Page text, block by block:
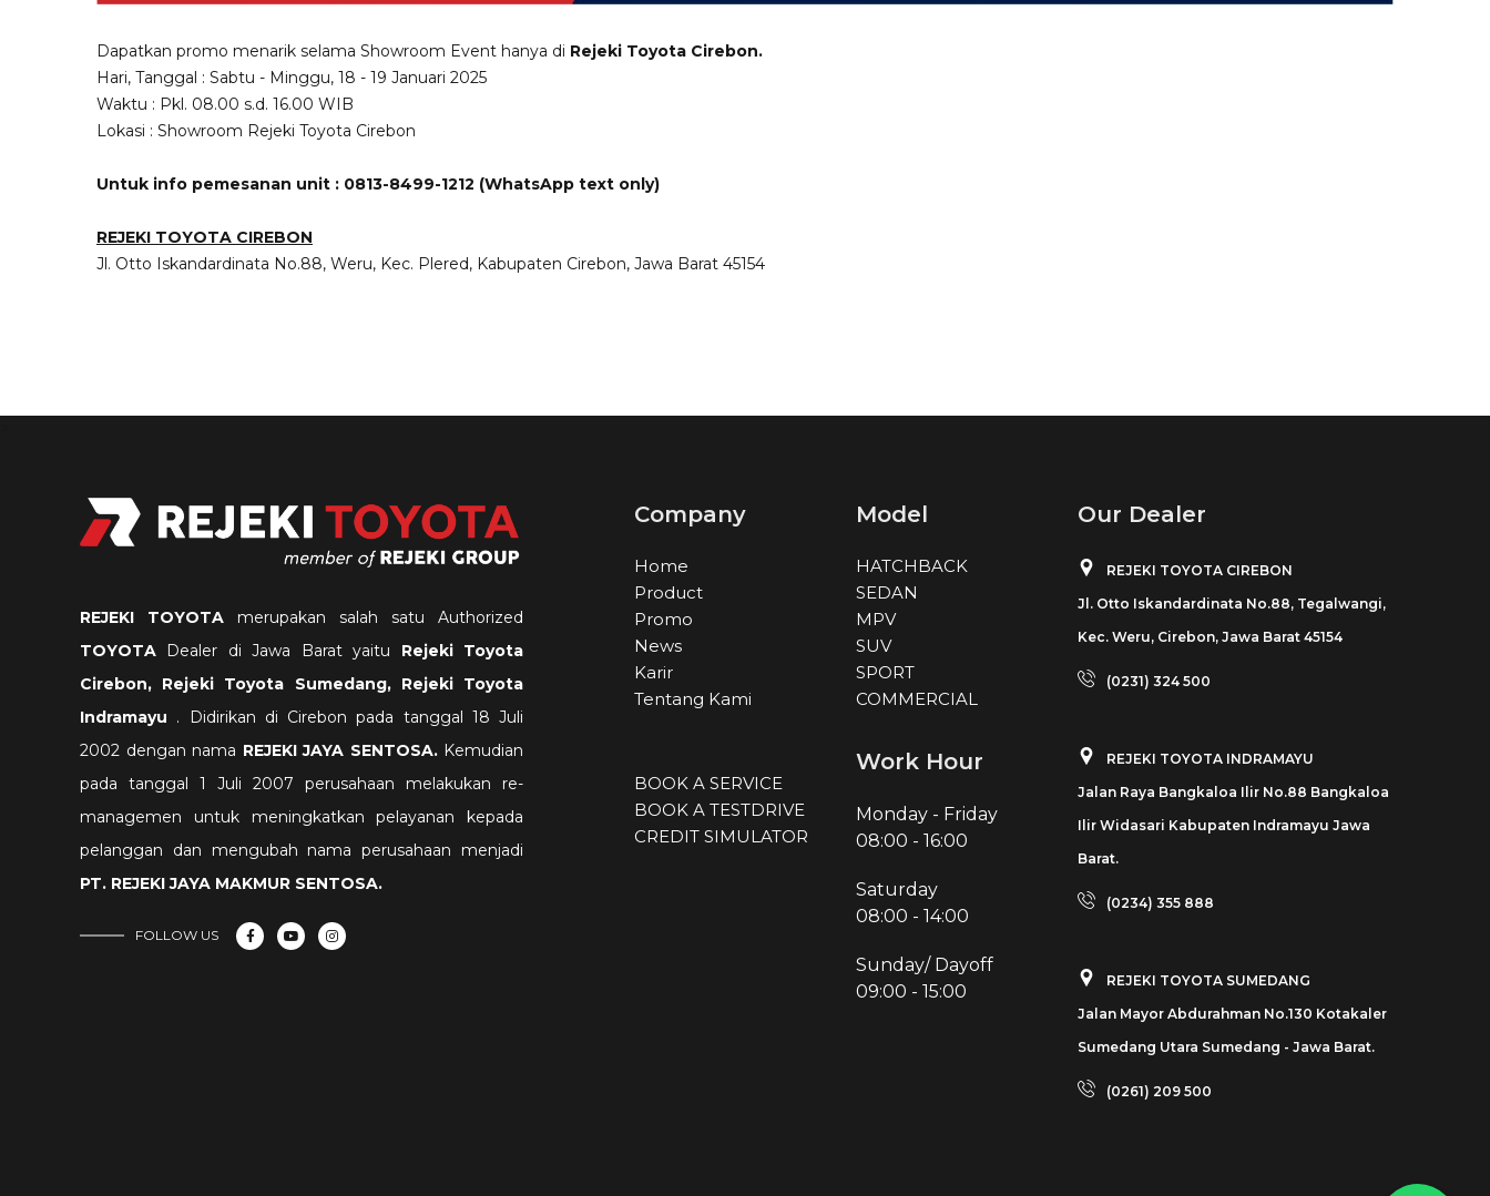
Dapatkan promo menarik selama Showroom Event hanya di Rejeki Toyota Cirebon.
Hari, Tanggal : Sabtu - Minggu, 18 - 19 Januari 2025
Waktu : Pkl. 08.00 s.d. 16.00 WIB
Lokasi : Showroom Rejeki Toyota Cirebon
Untuk info pemesanan unit : 0813-8499-1212 (WhatsApp text only)
REJEKI TOYOTA CIREBON
Jl. Otto Iskandardinata No.88, Weru, Kec. Plered, Kabupaten Cirebon, Jawa Barat 45154
REJEKI TOYOTA merupakan salah satu Authorized
TOYOTA Dealer di Jawa Barat yaitu Rejeki Toyota
Cirebon, Rejeki Toyota Sumedang, Rejeki Toyota
Indramayu . Didirikan di Cirebon pada tanggal 18 Juli
2002 dengan nama REJEKI JAYA SENTOSA.Kemudian
pada tanggal 1 Juli 2007 perusahaan melakukan re-
managemen untuk meningkatkan pelayanan kepada
pelanggan dan mengubah nama perusahaan menjadi
PT. REJEKI JAYA MAKMUR SENTOSA.
FOLLOW US
Company
Home
Product
Promo
News
Karir
Tentang Kami
BOOK A SERVICE
BOOK A TESTDRIVE
CREDIT SIMULATOR
Model
HATCHBACK
SEDAN
MPV
SUV
SPORT
COMMERCIAL
Work Hour
Monday - Friday
08:00 - 16:00
Saturday
08:00 - 14:00
Sunday/ Dayoff
09:00 - 15:00
Our Dealer
REJEKI TOYOTA CIREBON
Jl. Otto Iskandardinata No.88, Tegalwangi,
Kec. Weru, Cirebon, Jawa Barat 45154
(0231) 324 500
REJEKI TOYOTA INDRAMAYU
Jalan Raya Bangkaloa Ilir No.88 Bangkaloa
Ilir Widasari Kabupaten Indramayu Jawa
Barat.
(0234) 355 888
REJEKI TOYOTA SUMEDANG
Jalan Mayor Abdurahman No.130 Kotakaler
Sumedang Utara Sumedang - Jawa Barat.
(0261) 209 500